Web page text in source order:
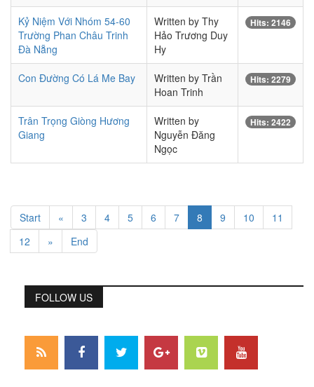
Kỷ Niệm Với Nhóm 54-60
Trường Phan Châu Trinh
Đà Nẵng
Written by Thy
Hảo Trương Duy
Hy
Hits: 2146
Con Đường Có Lá Me Bay
Written by Trần
Hoan Trinh
Hits: 2279
Trân Trọng Giòng Hương
Giang
Written by
Nguyễn Đăng
Ngọc
Hits: 2422
Start « 3 4 5 6 7 8 9 10
11
12
» End
FOLLOW US